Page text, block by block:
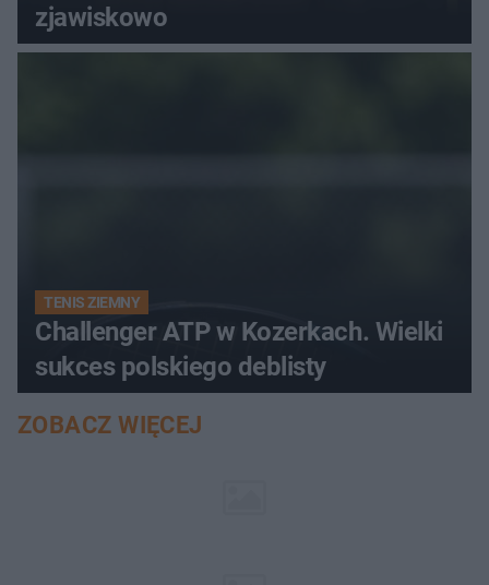
zjawiskowo
TENIS ZIEMNY
Challenger ATP w Kozerkach. Wielki
sukces polskiego deblisty
ZOBACZ WIĘCEJ